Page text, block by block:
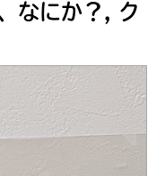
なにか？, ク